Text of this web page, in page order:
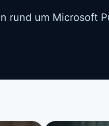
rund um Microsoft